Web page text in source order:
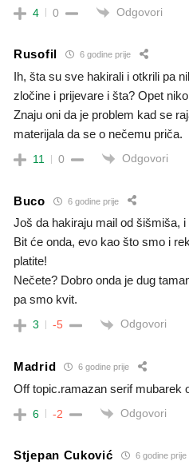
4 0 Odgovori
Rusofil 6 godine prije
Ih, šta su sve hakirali i otkrili pa
zločine i prijevare i šta? Opet
Znaju oni da je problem kad se
materijala da se o nečemu priča.
11 0 Odgovori
Buco 6 godine prije
Još da hakiraju mail od šišmiša,
Bit će onda, evo kao što smo i
platite!
Nečete? Dobro onda je dug
pa smo kvit.
3 -5 Odgovori
Madrid 6 godine prije
Off topic.ramazan serif mubarek
6 -2 Odgovori
Stjepan Cuković 6 godine prije